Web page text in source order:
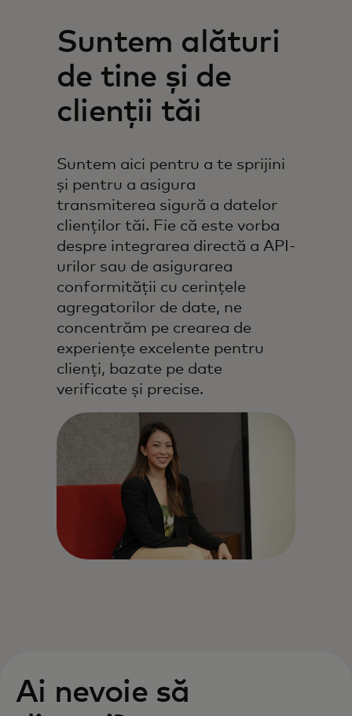
Suntem alături
de tine și de
clienții tăi
Suntem aici pentru a te sprijini
și pentru a asigura
transmiterea sigură a datelor
clienților tăi. Fie că este vorba
despre integrarea directă a API-
urilor sau de asigurarea
conformității cu cerințele
agregatorilor de date, ne
concentrăm pe crearea de
experiențe excelente pentru
clienți, bazate pe date
verificate și precise.
Ai nevoie să